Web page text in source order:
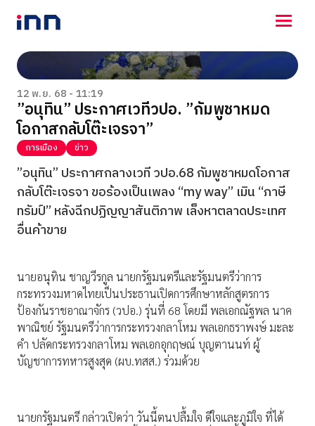
NEWS
ENTERTAINMENT
LIFESTYLE
HOROSCOPE
LOTTERY
VIDEO
ร่วมด้วยช่วยกัน
12 พ.ย. 68 - 11:19
”อนุทิน” ประกาศเวทีวปอ. ”กัมพูชาหมด
โอกาสกลับโต๊ะเจรจา”
การเมือง ข่าว
”อนุทิน” ประกาศกลางเวที วปอ.68 กัมพูชาหมดโอกาส
กลับโต๊ะเจรจา ขอร้องเป็นเพลง “my way” เมิน “ภาษี
ทรัมป์” หลังฉีกปฏิญญาสันติภาพ เล็งหาตลาดประเทศ
อื่นค้าขาย
นายอนุทิน ชาญวีรกูล นายกรัฐมนตรีและรัฐมนตรีว่าการ
กระทรวงมหาดไทยเป็นประธานเปิดการศึกษาหลักสูตรการ
ป้องกันราชอาณาจักร (วปอ.) รุ่นที่ 68 โดยมี พลเอกณัฐพล นาค
พาณิชย์ รัฐมนตรีว่าการกระทรวงกลาโหม พลเอกธราพงษ์ มะละ
คำ ปลัดกระทรวงกลาโหม พลเอกอุกฤษณ์ บุญตานนท์ ผู้
บัญชาการทหารสูงสุด (ผบ.ทสส.) ร่วมด้วย
นายกรัฐมนตรี กล่าวเปิดว่า วันนี้ตนปลื้มใจ ดีใจและภูมิใจ ที่ได้